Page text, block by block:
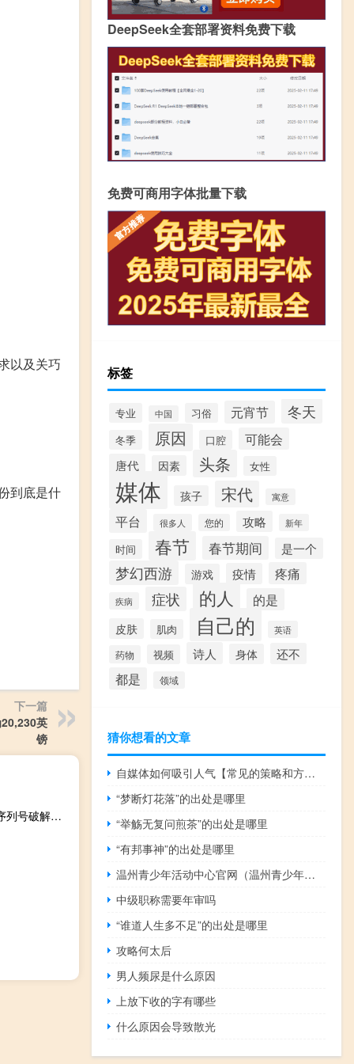
以及关巧
到底是什
下一篇
英
镑
bluesoleil序列号破解补丁 32/64位 绿色免费版（bluesoleil序列号破解补丁 32/64位 绿色免费版功能简介）
DeepSeek全套部署资料免费下载
免费可商用字体批量下载
标签
专业 中国 习俗 元宵节 冬天
冬季 原因 口腔
可能会
唐代
因素 头条 女性
媒体 孩子 宋代 寓意
平台 很多人 您的 攻略 新年
时间 春节 春节期间 是一个
梦幻西游 游戏 疫情 疼痛
疾病 症状 的人 的是
皮肤 肌肉 自己的 英语
药物 视频 诗人 身体 还不
都是 领域
猜你想看的文章
自媒体如何吸引人气【常见的策略和方法提高吸引力】
“梦断灯花落”的出处是哪里
“举觞无复问煎茶”的出处是哪里
“有邦事神”的出处是哪里
温州青少年活动中心官网（温州青少年活动中心）
中级职称需要年审吗
“谁道人生多不足”的出处是哪里
攻略何太后
男人频尿是什么原因
上放下收的字有哪些
什么原因会导致散光